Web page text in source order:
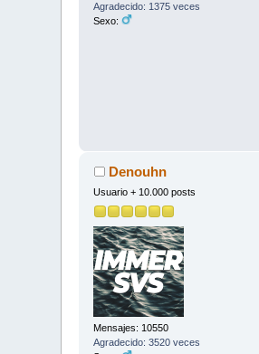
Agradecido: 1375 veces
Sexo:
Denouhn
Usuario + 10.000 posts
Mensajes: 10550
Agradecido: 3520 veces